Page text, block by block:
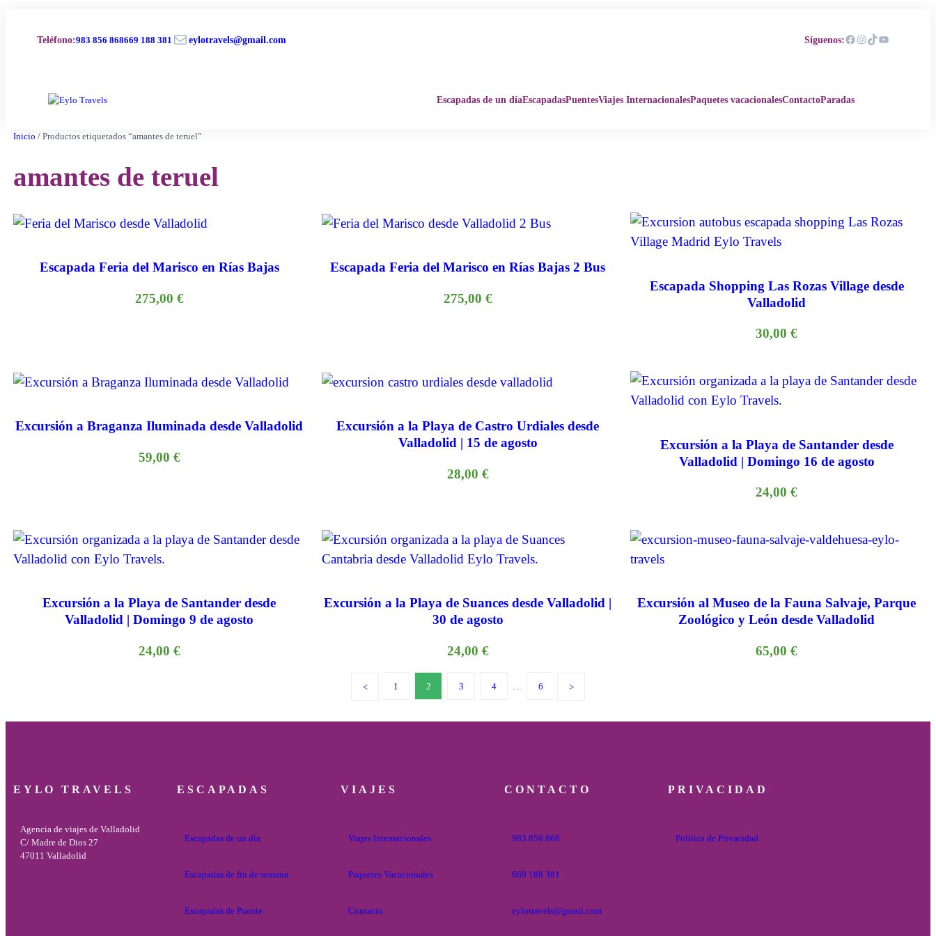
contenidoTeléfono:983 856 868669 188 381 Correo electrónico eylotravels@gmail.com Síguenos:Facebook Instagram TikTok YouTube
Escapadas de un díaEscapadasPuentesViajes InternacionalesPaquetes vacacionalesContactoParadas
Inicio / Productos etiquetados “amantes de teruel”
amantes de teruel
Escapada Feria del Marisco en Rías Bajas
275,00 €
Escapada Feria del Marisco en Rías Bajas 2 Bus
275,00 €
Escapada Shopping Las Rozas Village desde
Valladolid
30,00€
Excursión a Braganza Iluminada desde Valladolid
59,00 €
Excursión a la Playa de Castro Urdiales desde
Valladolid | 15 de agosto
28,00 €
Excursión a la Playa de Santander desde
Valladolid | Domingo 16 de agosto
24,00€
Excursión a la Playa de Santander desde
Valladolid | Domingo 9 de agosto
24,00 €
Excursión a la Playa de Suances desde Valladolid |
30 de agosto
24,00 €
Excursión al Museo de la Fauna Salvaje, Parque
Zoológico y León desde Valladolid
65,00€
1 2 3 4 … 6
EYLO TRAVELS
Agencia de viajes de Valladolid
C/ Madre de Dios 27
47011 Valladolid
ESCAPADAS
Escapadas de un día
Escapadas de fin de semana
Escapadas de Puente
VIAJES
Viajes Internacionales
Paquetes Vacacionales
Contacto
CONTACTO
983 856 868
669 188 381
eylotravels@gmail.com
PRIVACIDAD
Política de Privacidad